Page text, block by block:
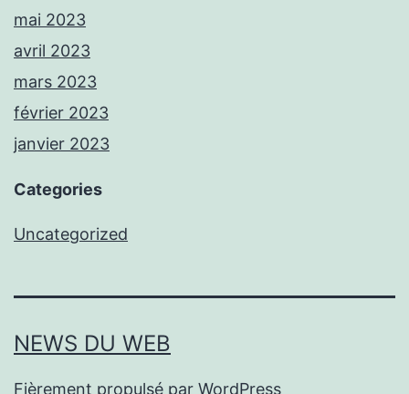
mai 2023
avril 2023
mars 2023
février 2023
janvier 2023
Categories
Uncategorized
NEWS DU WEB
Fièrement propulsé par WordPress